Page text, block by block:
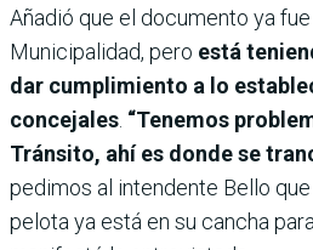
Añadió que el documento ya
Municipalidad, pero está
dar cumplimiento a lo
concejales “Tenemos
Tránsito, ahí es donde se
pedimos al intendente Bello
pelota ya está en su cancha